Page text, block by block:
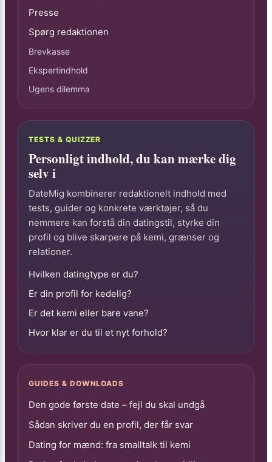
Presse
Spørg redaktionen
Brevkasse
Ekspertindhold
Ugens dilemma
TESTS & QUIZZER
Personligt indhold, du kan mærke dig
selv i
DateMig kombinerer redaktionelt indhold med
tests, guider og konkrete værktøjer, så du
nemmere kan forstå din datingstil, styrke din
profil og blive skarpere på kemi, grænser og
relationer.
Hvilken datingtype er du?
Er din profil for kedelig?
Er det kemi eller bare vane?
Hvor klar er du til et nyt forhold?
GUIDES & DOWNLOADS
Den gode første date – fejl du skal undgå
Sådan skriver du en profil, der får svar
Dating for mænd: fra smalltalk til kemi